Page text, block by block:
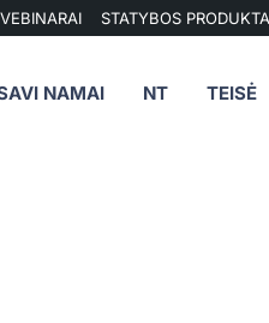
VEBINARAI STATYBOS
NAMAI NT TEISĖ